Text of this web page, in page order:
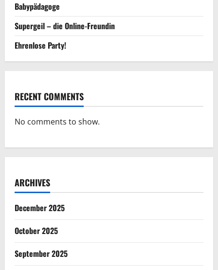
Babypädagoge
Supergeil – die Online-Freundin
Ehrenlose Party!
RECENT COMMENTS
No comments to show.
ARCHIVES
December 2025
October 2025
September 2025